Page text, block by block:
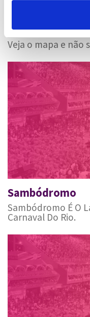
Mapa do
Veja o mapa e não
Sambódromo
Sambódromo É O
Carnaval Do Rio.